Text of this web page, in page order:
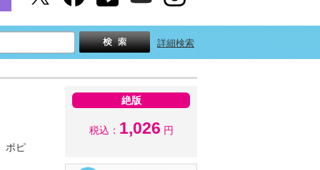
詳細検索
ポピ
絶版
税込： 1,026 円